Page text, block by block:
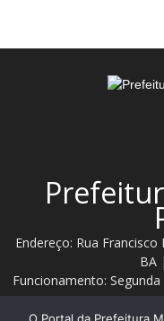
Endereço: Rua
BA
Funcionamento: